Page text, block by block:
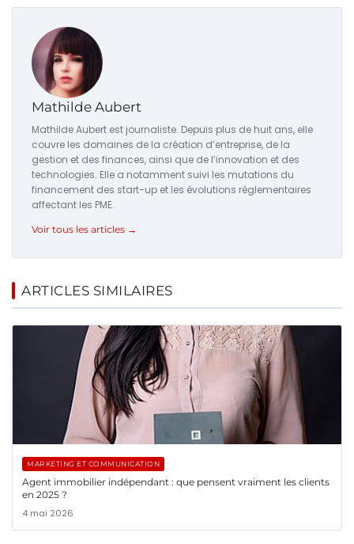
Mathilde Aubert
Mathilde Aubert est journaliste. Depuis plus de huit ans, elle
couvre les domaines de la création d’entreprise, de la
gestion et des finances, ainsi que de l’innovation et des
technologies. Elle a notamment suivi les mutations du
financement des start-up et les évolutions réglementaires
affectant les PME.
Voir tous les articles →
ARTICLES SIMILAIRES
MARKETING ET COMMUNICATION
Agent immobilier indépendant : que pensent vraiment les clients
en 2025 ?
4 mai 2026